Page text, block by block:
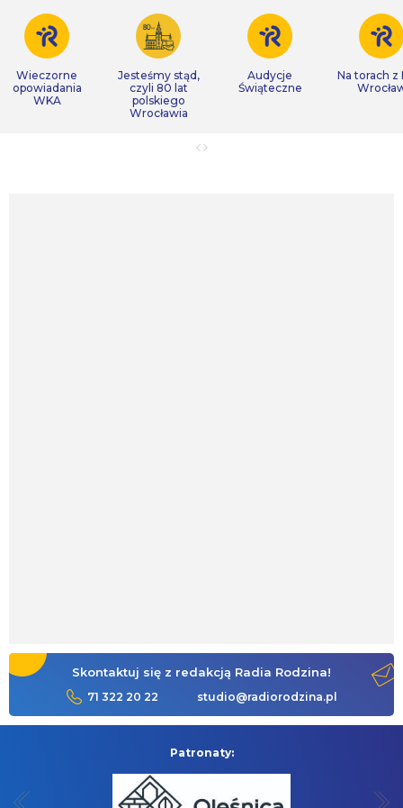
Wieczorne
opowiadania
WKA
Jesteśmy stąd,
czyli 80 lat
polskiego
Wrocławia
Audycje
Świąteczne
Na torach z
Skontaktuj się z redakcją Radia Rodzina!
71 322 20 22 studio@radiorodzina.pl
Patronaty: